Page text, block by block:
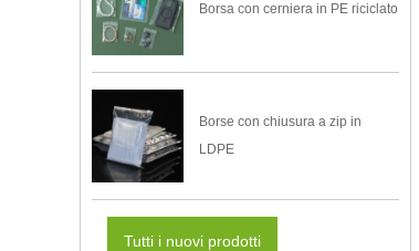
Borsa con cerniera in PE riciclato
Borse con chiusura a zip in
LDPE
Tutti i nuovi prodotti